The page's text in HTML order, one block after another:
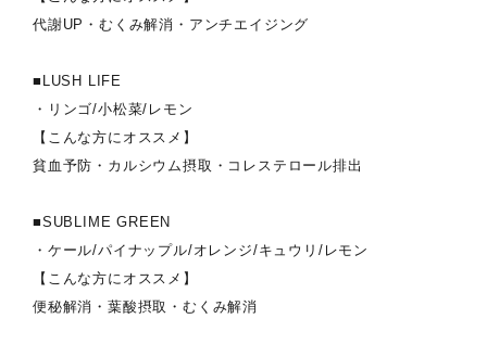
代謝UP・むくみ解消・アンチエイジング
■LUSH LIFE
・リンゴ/小松菜/レモン
【こんな方にオススメ】
貧血予防・カルシウム摂取・コレステロール排出
■SUBLIME GREEN
・ケール/パイナップル/オレンジ/キュウリ/レモン
【こんな方にオススメ】
便秘解消・葉酸摂取・むくみ解消